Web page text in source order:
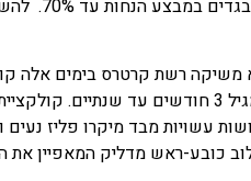
משיקה רשת קרטרס בימים אלה
ונעימה ללבישה, לתינוקות ולפעוטות מגיל
עשויות מבד מיקרו פליז
כובע-ראש מדליק המאפיין